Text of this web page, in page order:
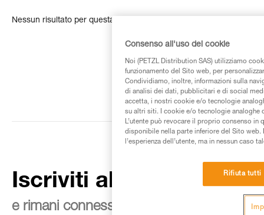
Nessun risultato per questa ricerca
Iscriviti alla newsletter
e rimani connesso alle nostre novità
Consenso all'uso dei cookie
Noi (PETZL Distribution SAS) utilizziamo
funzionamento del Sito web, per
Condividiamo, inoltre, informazioni sulla
di analisi dei dati, pubblicitari e di social
accetta, i nostri cookie e/o tecnologie
su altri siti. I cookie e/o tecnologie analoghe
L’utente può revocare il proprio consenso
disponibile nella parte inferiore del Sito
l’esperienza dell’utente, ma in nessun caso
Rifiuta tutti